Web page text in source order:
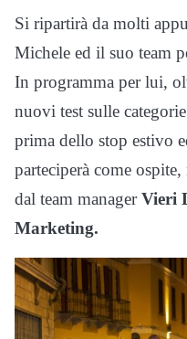
Si ripartirà da molti
Michele ed il suo team
In programma per lui,
nuovi test sulle
prima dello stop estivo
parteciperà come
dal team managerVieri
Marketing.